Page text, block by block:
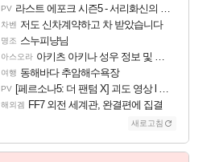
PV 라스트 에포크 시즌5 - 서리화신의 분노 티저
차벤 저도 신차계약하고 차 받았습니다
명조 스누피냥님
아스오라 아키츠 아키나 성우 정보 및 주요 필모
여행 동해바다 추암해수욕장
PV [페르소나5: 더 팬텀 X] 괴도 영상 l 타카마키 안·댄싱 스타
해외겜 FF7 외전 세계관, 완결편에 집결
새로고침